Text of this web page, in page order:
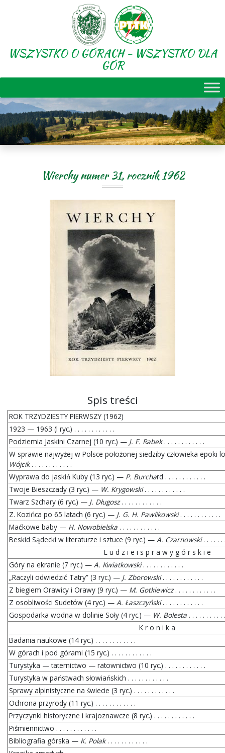
WSZYSTKO O GÓRACH - WSZYSTKO DLA
GÓR
Wierchy numer 31, rocznik 1962
Spis treści
ROK TRZYDZIESTY PIERWSZY (1962)
1923 — 1963 (l ryc.) . . . . . . . . . . . .
Podziemia Jaskini Czarnej (10 ryc.) — J. F. Rabek. . . . . . . . . . . .
W sprawie najwyżej w Polsce położonej siedziby człowieka epoki
Wójcik. . . . . . . . . . . .
Wyprawa do jaskiń Kuby (13 ryc.) — P. Burchard . . . . . . . . . . . .
Twoje Bieszczady (3 ryc.) — W. Krygowski. . . . . . . . . . . .
Twarz Szchary (6 ryc.) — J. Długosz. . . . . . . . . . . .
Z. Kozińca po 65 latach (6 ryc.) — J. G. H. Pawlikowski. . . . . . . . . . . .
Maćkowe baby — H. Nowobielska . . . . . . . . . . . .
Beskid Sądecki w literaturze i sztuce (9 ryc.) — A. Czarnowski. . . . . .
L u d z i e i s p r a w y g ó r s k i e
Góry na ekranie (7 ryc.) — A. Kwiatkowski. . . . . . . . . . . .
„Raczyli odwiedzić Tatry” (3 ryc.) — J. Zborowski. . . . . . . . . . . .
Z biegiem Orawicy i Orawy (9 ryc.) — M. Gotkiewicz. . . . . . . . . . . .
Z osobliwości Sudetów (4 ryc.) — A. Łaszczyński. . . . . . . . . . . .
Gospodarka wodna w dolinie Soły (4 ryc.) — W. Bolesta . . . . . . . . . .
K r o n i k a
Badania naukowe (14 ryc.) . . . . . . . . . . . .
W górach i pod górami (15 ryc.) . . . . . . . . . . . .
Turystyka — taternictwo — ratownictwo (10 ryc.) . . . . . . . . . . . .
Turystyka w państwach słowiańskich . . . . . . . . . . . .
Sprawy alpinistyczne na świecie (3 ryc.) . . . . . . . . . . . .
Ochrona przyrody (11 ryc.) . . . . . . . . . . . .
Przyczynki historyczne i krajoznawcze (8 ryc.) . . . . . . . . . . . .
Piśmiennictwo . . . . . . . . . . . .
Bibliografia górska — K. Polak. . . . . . . . . . . .